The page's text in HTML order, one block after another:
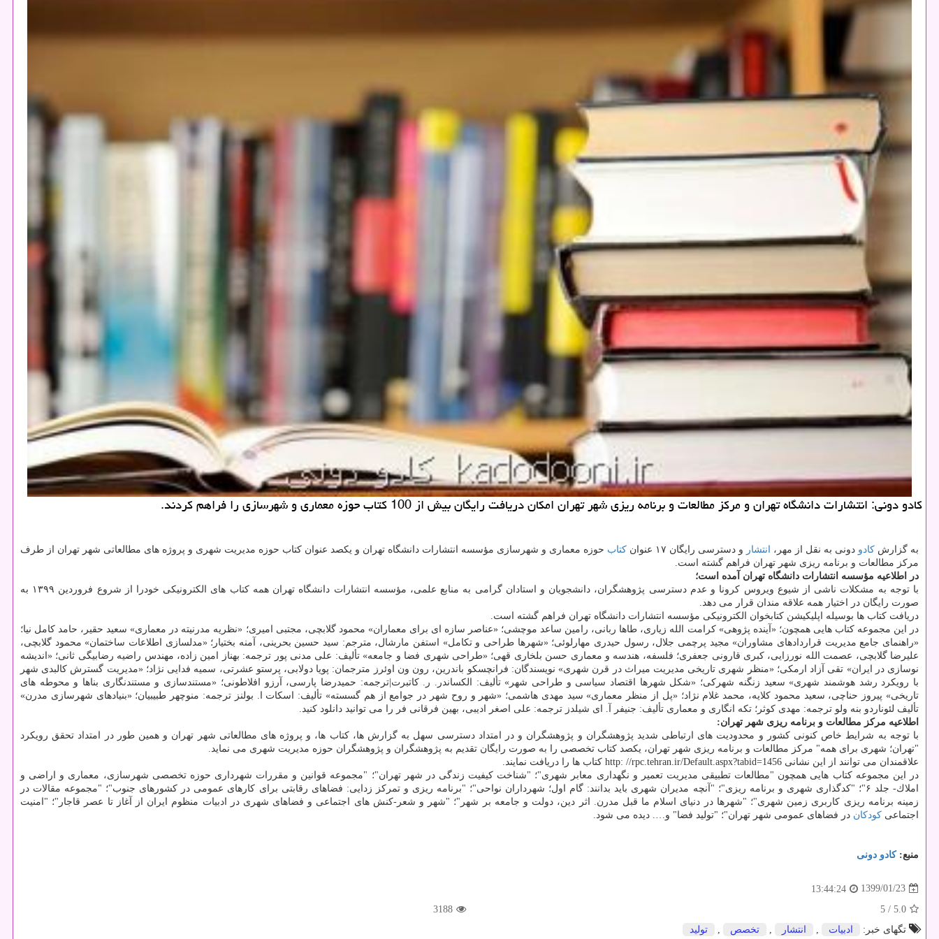
كادو دونی: انتشارات دانشگاه تهران و مركز مطالعات و برنامه ریزی شهر تهران امكان دریافت رایگان بیش از 100 كتاب حوزه معماری و شهرسازی را فراهم كردند.
به گزارش كادو دونی به نقل از مهر، انتشار و دسترسی رایگان ۱۷ عنوان كتاب حوزه معماری و شهرسازی مؤسسه انتشارات دانشگاه تهران و یكصد عنوان كتاب حوزه مدیریت شهری و پروژه های مطالعاتی شهر تهران از طرف
مركز مطالعات و برنامه ریزی شهر تهران فراهم گشته است.
در اطلاعیه مؤسسه انتشارات دانشگاه تهران آمده است؛
با توجه به مشكلات ناشی از شیوع ویروس كرونا و عدم دسترسی پژوهشگران، دانشجویان و استادان گرامی به منابع علمی، مؤسسه انتشارات دانشگاه تهران همه كتاب های الكترونیكی خودرا از شروع فروردین ۱۳۹۹ به
صورت رایگان در اختیار همه علاقه مندان قرار می دهد.
دریافت كتاب ها بوسیله اپلیكیشن كتابخوان الكترونیكی مؤسسه انتشارات دانشگاه تهران فراهم گشته است.
در این مجموعه كتاب هایی همچون؛ «آینده پژوهی» كرامت الله زیاری، طاها ربانی، رامین ساعد موچشی؛ «عناصر سازه ای برای معماران» محمود گلابچی، مجتبی امیری؛ «نظریه مدرنیته در معماری» سعید حقیر، حامد كامل نیا؛
«راهنمای جامع مدیریت قراردادهای مشاوران» مجید پرچمی جلال، رسول حیدری مهارلوئی؛ «شهرها طراحی و تكامل» استفن مارشال، مترجم: سید حسین بحرینی، آمنه بختیار؛ «مدلسازی اطلاعات ساختمان» محمود گلابچی،
علیرضا گلابچی، عصمت الله نورزایی، كبری قارونی جعفری؛ فلسفه، هندسه و معماری حسن بلخاری قهی؛ «طراحی شهری فضا و جامعه» تألیف: علی مدنی پور ترجمه: بهناز امین زاده، مهندس راضیه رضابیگی ثانی؛ «اندیشه
نوسازی در ایران» تقی آزاد ارمكی؛ «منظر شهری تاریخی مدیریت میراث در قرن شهری» نویسندگان: فرانچسكو باندرین، رون ون اوئرز مترجمان: پویا دولابی، پرستو عشرتی، سمیه فدایی نژاد؛ «مدیریت گسترش كالبدی شهر
با رویكرد رشد هوشمند شهری» سعید زنگنه شهركی؛ «شكل شهرها اقتصاد سیاسی و طراحی شهر» تألیف: الكساندر. ر. كاتبرت|ترجمه: حمیدرضا پارسی، آرزو افلاطونی؛ «مستندسازی و مستندنگاری بناها و محوطه های
تاریخی» پیروز حناچی، سعید محمود كلایه، محمد غلام نژاد؛ «پل از منظر معماری» سید مهدی هاشمی؛ «شهر و روح شهر در جوامع از هم گسسته» تألیف: اسكات ا. بولنز ترجمه: منوچهر طبیبیان؛ «بنیادهای شهرسازی مدرن»
تألیف لئوناردو بنه ولو ترجمه: مهدی كوثر؛ تكه انگاری و معماری تألیف: جنیفر آ. ای شیلدز ترجمه: علی اصغر ادیبی، بهین فرقانی فر را می توانید دانلود كنید.
اطلاعیه مركز مطالعات و برنامه ریزی شهر تهران:
با توجه به شرایط خاص كنونی كشور و محدودیت های ارتباطی شدید پژوهشگران و پژوهشگران و در امتداد دسترسی سهل به گزارش ها، كتاب ها، و پروژه های مطالعاتی شهر تهران و همین طور در امتداد تحقق رویكرد
"تهران؛ شهری برای همه" مركز مطالعات و برنامه ریزی شهر تهران، یكصد كتاب تخصصی را به صورت رایگان تقدیم به پژوهشگران و پژوهشگران حوزه مدیریت شهری می نماید.
علاقمندان می توانند از این نشانی http: //rpc.tehran.ir/Default.aspx?tabid=1456 كتاب ها را دریافت نمایند.
در این مجموعه كتاب هایی همچون "مطالعات تطبیقی مدیریت تعمیر و نگهداری معابر شهری"؛ "شناخت كیفیت زندگی در شهر تهران"؛ "مجموعه قوانین و مقررات شهرداری حوزه تخصصی شهرسازی، معماری و اراضی و
املاك- جلد ۶"؛ "كدگذاری شهری و برنامه ریزی"؛ "آنچه مدیران شهری باید بدانند: گام اول؛ شهرداران نواحی"؛ "برنامه ریزی و تمركز زدایی: فضاهای رقابتی برای كارهای عمومی در كشورهای جنوب"؛ "مجموعه مقالات در
زمینه برنامه ریزی كاربری زمین شهری"؛ "شهرها در دنیای اسلام ما قبل مدرن. اثر دین، دولت و جامعه بر شهر"؛ "شهر و شعر-كنش های اجتماعی و فضاهای شهری در ادبیات منظوم ایران از آغاز تا عصر قاجار"؛ "امنیت
اجتماعی كودكان در فضاهای عمومی شهر تهران"؛ "تولید فضا" و…. دیده می شود.
منبع:كادو دونی
1399/01/23
13:44:24
5.0
/ 5
3188
تگهای خبر:
ادبیات , انتشار , تخصص , تولید